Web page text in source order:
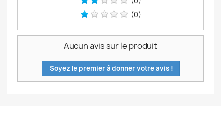
(0)
Aucun avis sur le produit
Soyez le premier à donner votre avis !